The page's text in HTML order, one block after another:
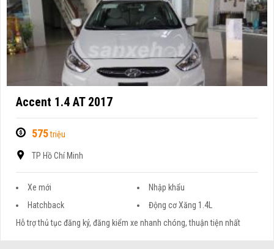
Accent 1.4 AT 2017
575triệu
TP Hồ Chí Minh
Xe mới
Nhập khẩu
Hatchback
Động cơ Xăng 1.4L
Hỗ trợ thủ tục đăng ký, đăng kiểm xe nhanh chóng, thuận tiện nhất